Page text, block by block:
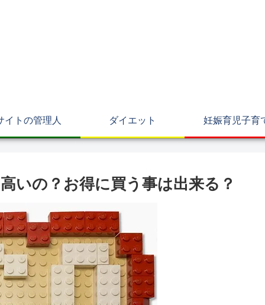
イトの管理人 ダイエット 妊娠育児子育
いの？お得に買う事は出来る？